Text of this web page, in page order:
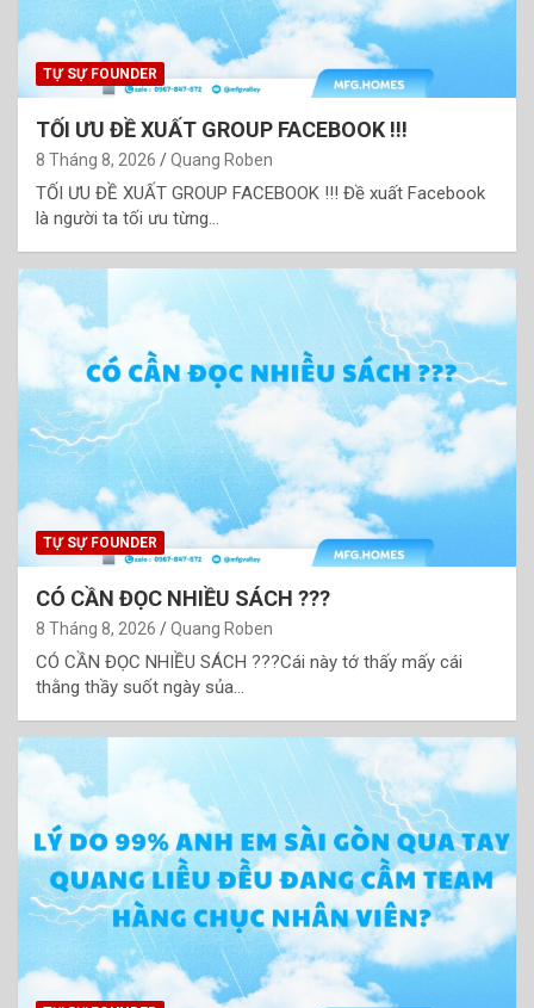
TỰ SỰ FOUNDER
TỐI ƯU ĐỀ XUẤT GROUP FACEBOOK !!!
8 Tháng 8, 2026 Quang Roben
TỐI ƯU ĐỀ XUẤT GROUP FACEBOOK !!! Đề xuất Facebook
là người ta tối ưu từng…
TỰ SỰ FOUNDER
CÓ CẦN ĐỌC NHIỀU SÁCH ???
8 Tháng 8, 2026 Quang Roben
CÓ CẦN ĐỌC NHIỀU SÁCH ???Cái này tớ thấy mấy cái
thằng thầy suốt ngày sủa…